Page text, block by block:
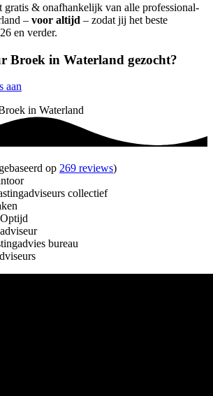
gratis & onafhankelijk van alle professional-
– voor altijd – zodat jij het beste
en verder.
Broek in Waterland gezocht?
aan
op 269 reviews)